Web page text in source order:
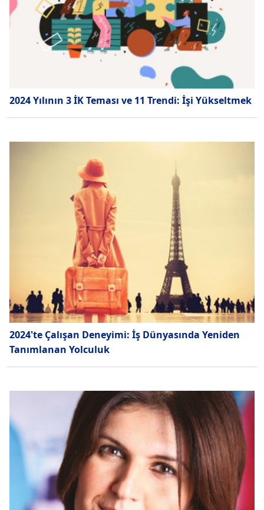
2024 Yılının 3 İK Teması ve 11 Trendi: İşi Yükseltmek
2024'te Çalışan Deneyimi: İş Dünyasında Yeniden
Tanımlanan Yolculuk